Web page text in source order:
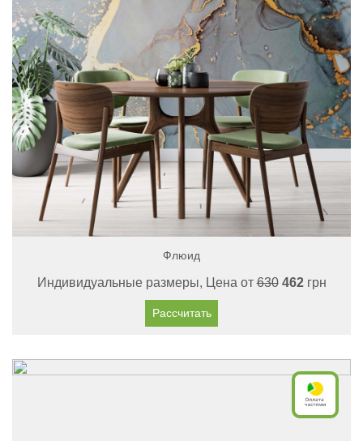
Флюид
Индивидуальные размеры, Цена от630 462грн
Рассчитать